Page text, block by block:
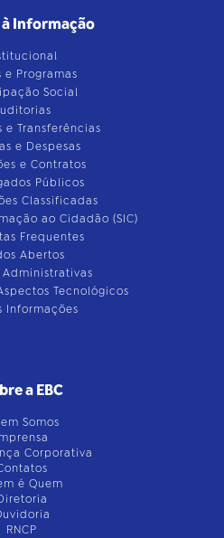
à Informação
e Programas
Social
e Transferências
e Despesas
e Contratos
Públicos
Classificadas
ao Cidadão (SIC)
Frequentes
Abertos
Administrativas
Tecnológicos
Informações
a EBC
Somos
Corporativa
é Quem
RNCP